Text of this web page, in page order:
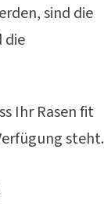
sind die
die
Ihr Rasen fit
steht.